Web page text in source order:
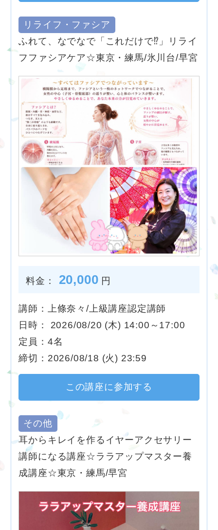
リライフ・ファシア
ふれて、なでなで「これだけで⁉︎」リライ
フファシアケア☆東京・練馬/氷川台/早宮
料金： 20,000 円
講師：上條奈々/上級講座認定講師
日時： 2026/08/20 (木) 14:00～17:00
定員：4名
締切：2026/08/18 (火) 23:59
この講座に参加する
その他
耳からキレイを作るイヤーアクセサリー
講師になる講座☆ララアップマスター養
成講座☆東京・練馬/早宮